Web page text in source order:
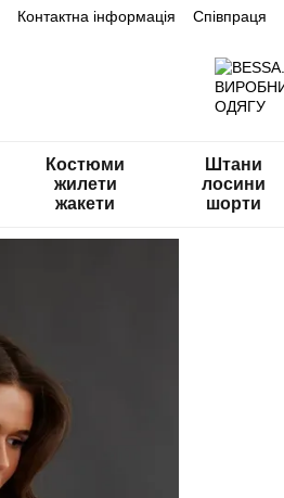
Контактна інформація Співпраця
Костюми
жилети
жакети
Штани
лосини
шорти